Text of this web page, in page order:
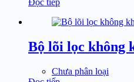
Đọc tiếp
Bộ lõi lọc không
Chưa phân loại